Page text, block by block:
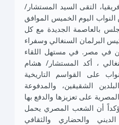
التقى السيد المستشار/
اليوم الخميس الموافق
بمقر المجلس بالعاصمة الجديدة مع كل
البرلمان السنغالي وسفراء
في مصر. في مستهل اللقاء
، أكد المستشار/ هشام
على القواسم التاريخية
الشقيقين، والمدفوعة
على تعزيزها والدفع بها
أن الشعب المصري يحمل
والحضاري والثقافي